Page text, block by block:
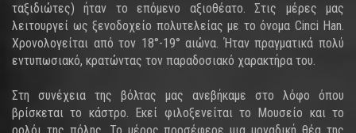
ταξιδιώτες) ήταν το επόμενο αξιοθέατο. Στις μέρες μας
λειτουργεί ως ξενοδοχείο πολυτελείας με το όνομα Cinci Han.
Χρονολογείται από τον 18°-19° αιώνα. Ήταν πραγματικά πολύ
εντυπωσιακό, κρατώντας τον παραδοσιακό χαρακτήρα του.
Στη συνέχεια της βόλτας μας ανεβήκαμε στο λόφο όπου
βρίσκεται το κάστρο. Εκεί φιλοξενείται το Μουσείο και το